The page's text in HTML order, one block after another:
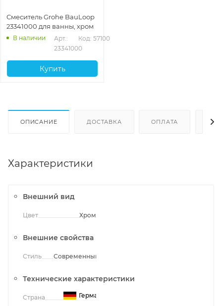
Смеситель Grohe BauLoop
23341000 для ванны, хром
В наличии
Арт.:
23341000
Код: 57100
Купить
ОПИСАНИЕ ДОСТАВКА ОПЛАТА
Характеристики
Внешний вид
Цвет Хром
Внешние свойства
Стиль Современный
Технические характеристики
Страна Германия